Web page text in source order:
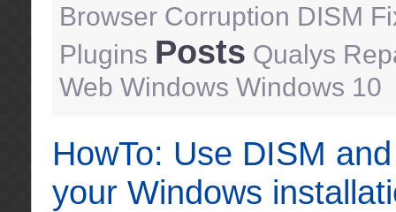
Browser Corruption DISM
Plugins Posts Qualys
Web Windows Windows 10
HowTo: Use DISM
your Windows